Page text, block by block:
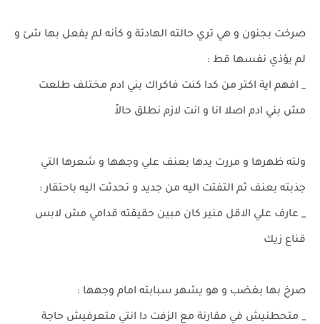
صرخت بجنون و هي تري حالته الهادئة و كأنه لم يفعل بها شئ و
لم يؤذي نفسها قط :
_ افهم اية اكتر من كدا كنت فاكراك بني ادم مختلف طلعت
مش بني ادم اصلا انا و انت لازم نطلق حالاً
ولته ظهرها و مررت يدها بعنف علي وجهها و شعرها التي
جذبته بعنف ثم التفتت اليه من جديد و تحدثت اليه باحتقار :
_ عارف علي الاقل منير كان مبين حقيقته قدامي مش لابس
قناع زيك
صرخ بها بغضب و هو يشهر سبابته امام وجهها :
_ متحطنيش في مقارنة مع الزفت دا انتي متعرفيش حاجة